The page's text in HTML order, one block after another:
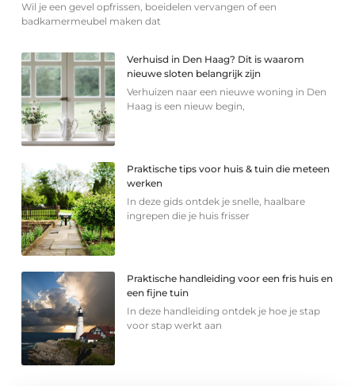
Wil je een gevel opfrissen, boeidelen vervangen of een
badkamermeubel maken dat
Verhuisd in Den Haag? Dit is waarom
nieuwe sloten belangrijk zijn
Verhuizen naar een nieuwe woning in Den
Haag is een nieuw begin,
Praktische tips voor huis & tuin die meteen
werken
In deze gids ontdek je snelle, haalbare
ingrepen die je huis frisser
Praktische handleiding voor een fris huis en
een fijne tuin
In deze handleiding ontdek je hoe je stap
voor stap werkt aan